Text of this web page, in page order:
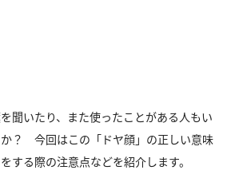
を聞いたり、また使ったことがある人もい
？ 今回はこの「ドヤ顔」の正しい意味
する際の注意点などを紹介します。